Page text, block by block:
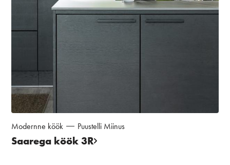
Modernne köök Puustelli Miinus
Saarega köök 3R